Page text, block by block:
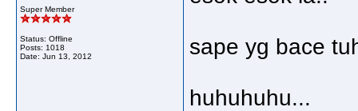
Super Member
Status: Offline
Posts: 1018
Date: Jun 13, 2012 sape yg bace
huhuhuhu...